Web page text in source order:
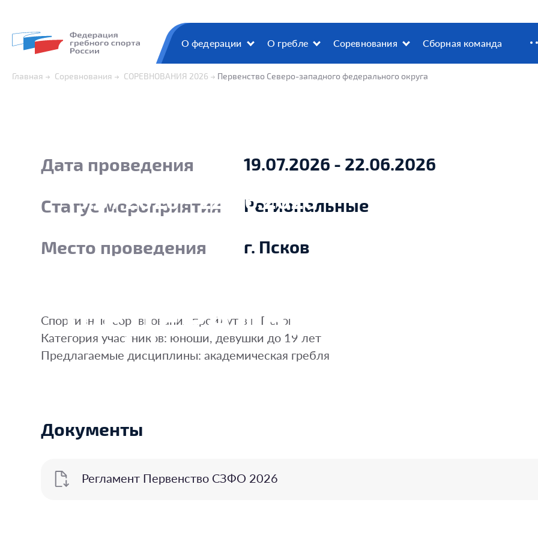
О федерации О гребле Соревнования Сборная команда
Главная Соревнования СОРЕВНОВАНИЯ 2026 Первенство Северо-западного федерального округа
19.07.2026 - 22.06.2026
ПЕРВЕНСТВО СЕВЕРО-
ФЕДЕРАЛЬНОГО
Дата проведения 19.07.2026 - 22.06.2026
Статус мероприятия Региональные
Место проведения г. Псков
Спортивные соревнования пройдут в г. Псков
Категория участников: юноши, девушки до 19 лет
Предлагаемые дисциплины: академическая гребля
Документы
Регламент Первенство СЗФО 2026